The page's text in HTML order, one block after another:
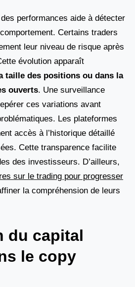
performances aide à détecter
Certains traders
leur niveau de risque après
évolution apparaît
taille des positions ou dans la
ouverts. Une surveillance
ces variations avant
Les plateformes
accès à l’historique détaillé
Cette transparence facilite
des investisseurs. D’ailleurs,
sur le trading pour progresser
la compréhension de leurs
du capital
le copy